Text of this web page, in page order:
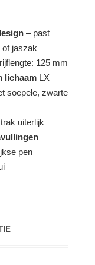
– past
of jaszak
125 mm
lichaam LX
soepele, zwarte
uiterlijk
pen